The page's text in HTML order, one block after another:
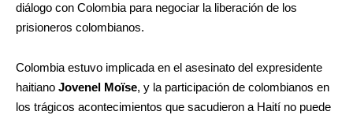
diálogo con Colombia para negociar la liberación de los
prisioneros colombianos.
Colombia estuvo implicada en el asesinato del expresidente
haitiano Jovenel Moïse, y la participación de colombianos en
los trágicos acontecimientos que sacudieron a Haití no puede